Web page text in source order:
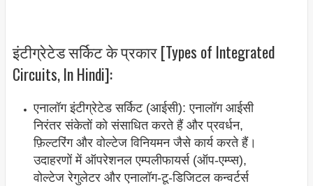
इंटीग्रेटेड सर्किट के प्रकार [Types of Integrated
Circuits, In Hindi]:
एनालॉग इंटीग्रेटेड सर्किट (आईसी): एनालॉग आईसी
निरंतर संकेतों को संसाधित करते हैं और प्रवर्धन,
फ़िल्टरिंग और वोल्टेज विनियमन जैसे कार्य करते हैं।
उदाहरणों में ऑपरेशनल एम्पलीफायर्स (ऑप-एम्प्स),
वोल्टेज रेगुलेटर और एनालॉग-टू-डिजिटल कन्वर्टर्स